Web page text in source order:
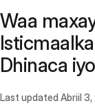
Waa
Dhinaca
Last updated Abriil